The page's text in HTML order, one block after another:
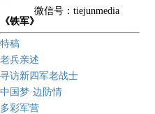
微信号：tiejunmedia
《铁军》
特稿
老兵亲述
寻访新四军老战士
中国梦·边防情
多彩军营